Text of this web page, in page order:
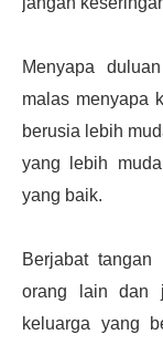
Menyapa
malas menyapa
berusia lebih
yang lebih
yang baik.
Berjabat tangan
orang lain dan
keluarga yang